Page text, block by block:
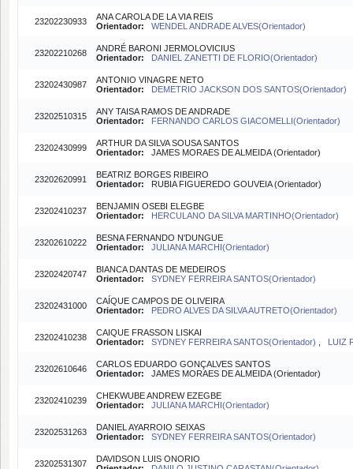
23202230933
ANA CAROLA DE LA VIA REIS
Orientador:
WENDEL ANDRADE ALVES(Orientador)
23202210268
ANDRÉ BARONI JERMOLOVICIUS
Orientador:
DANIEL ZANETTI DE FLORIO(Orientador)
23202430987
ANTONIO VINAGRE NETO
Orientador:
DEMETRIO JACKSON DOS SANTOS(Orientador)
23202510315
ANY TAISA RAMOS DE ANDRADE
Orientador:
FERNANDO CARLOS GIACOMELLI(Orientador)
23202430999
ARTHUR DA SILVA SOUSA SANTOS
Orientador: JAMES MORAES DE ALMEIDA (Orientador)
23202620991
BEATRIZ BORGES RIBEIRO
Orientador: RUBIA FIGUEREDO GOUVEIA (Orientador)
23202410237
BENJAMIN OSEBI ELEGBE
Orientador:
HERCULANO DA SILVA MARTINHO(Orientador)
23202610222
BESNA FERNANDO N'DUNGUE
Orientador:
JULIANA MARCHI(Orientador)
23202420747
BIANCA DANTAS DE MEDEIROS
Orientador:
SYDNEY FERREIRA SANTOS(Orientador)
23202431000
CAÍQUE CAMPOS DE OLIVEIRA
Orientador:
PEDRO ALVES DA SILVA AUTRETO(Orientador)
23202410238
CAIQUE FRASSON LISKAI
Orientador:
SYDNEY FERREIRA SANTOS(Orientador) LUIZ
23202610646
CARLOS EDUARDO GONÇALVES SANTOS
Orientador: JAMES MORAES DE ALMEIDA (Orientador)
23202410239
CHEKWUBE ANDREW EZEGBE
Orientador:
JULIANA MARCHI(Orientador)
23202531263
DANIEL AYARROIO SEIXAS
Orientador:
SYDNEY FERREIRA SANTOS(Orientador)
23202531307
DAVIDSON LUIS ONORIO